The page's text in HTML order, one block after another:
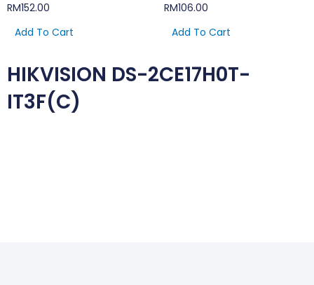
RM152.00
Add To Cart
RM106.00
Add To Cart
HIKVISION DS-2CE17H0T-
IT3F(C)